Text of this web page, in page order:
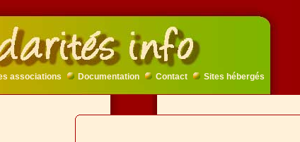
associations Documentation Contact Sites hébergés